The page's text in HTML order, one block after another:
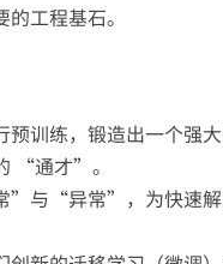
工程基石。
训练，锻造出一个
“通才”。
与“异常”，为快速解